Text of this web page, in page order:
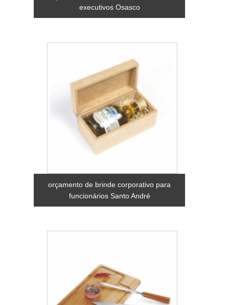
executivos Osasco
orçamento de brinde corporativo para
funcionários Santo André